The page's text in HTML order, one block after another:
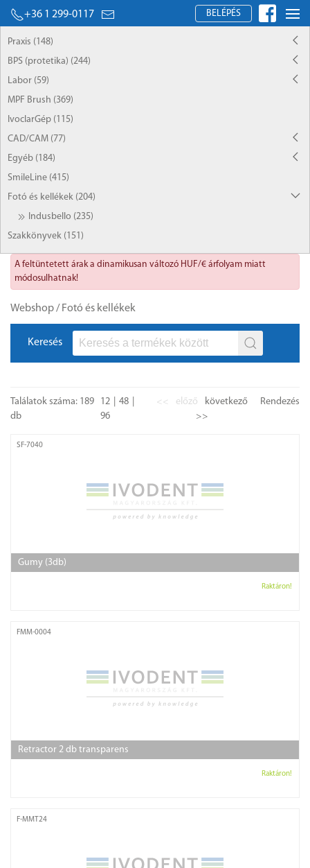
+36 1 299-0117 BELÉPÉS
Praxis (148)
BPS (protetika) (244)
Labor (59)
MPF Brush (369)
IvoclarGép (115)
CAD/CAM (77)
Egyéb (184)
SmileLine (415)
Fotó és kellékek (204)
Indusbello (235)
Szakkönyvek (151)
A feltüntetett árak a dinamikusan változó HUF/€ árfolyam miatt
módosulhatnak!
Webshop/ Fotó és kellékek
Keresés
Találatok száma: 189
db
12
48
96
<< előző
következő
>>
Rendezés
SF-7040
Gumy (3db)
Raktáron!
FMM-0004
Retractor 2 db transparens
Raktáron!
F-MMT24